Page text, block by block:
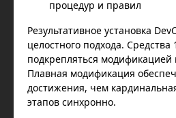
процедур и правил
Результативное установка
целостного подхода. Средства
подкрепляться модификацией
Плавная модификация
достижения, чем
этапов синхронно.